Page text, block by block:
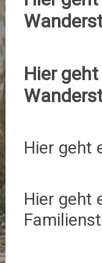
Hier
Hier geht
Hier geht